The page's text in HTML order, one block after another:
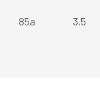
85a 3,5